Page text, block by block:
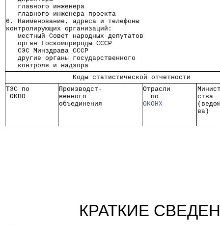
   главного инженера
   главного инженера проекта
6. Наименование, адреса и телефоны
контролирующих организаций:
   местный Совет народных депутатов
   орган Госкомприроды СССР
   СЭС Минздрава СССР
   другие органы государственного
   контроля и надзора
Коды статистической
ТЭС по
ОКПО
Производст-
венного
объединения
Отрасли
  по
ОКОНХ
КРАТКИЕ